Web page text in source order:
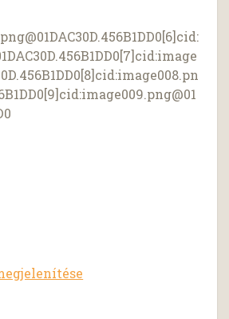
[6]cid:
[7]cid:image
[8]cid:image008.pn
[9]cid:image009.png@01